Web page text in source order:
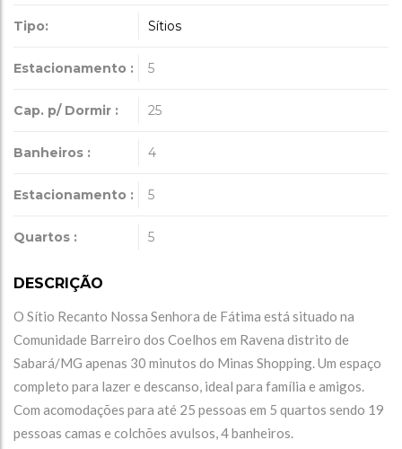
Tipo: Sítios
Estacionamento : 5
Cap. p/ Dormir : 25
Banheiros : 4
Estacionamento : 5
Quartos : 5
DESCRIÇÃO
O Sítio Recanto Nossa Senhora de Fátima está situado na
Comunidade Barreiro dos Coelhos em Ravena distrito de
Sabará/MG apenas 30 minutos do Minas Shopping. Um espaço
completo para lazer e descanso, ideal para família e amigos.
Com acomodações para até 25 pessoas em 5 quartos sendo 19
pessoas camas e colchões avulsos, 4 banheiros.